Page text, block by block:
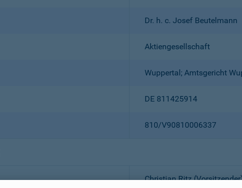
Dr. h. c. Josef Beutelmann
Aktiengesellschaft
Wuppertal; Amtsgericht
DE 811425914
810/V90810006337
Christian Ritz